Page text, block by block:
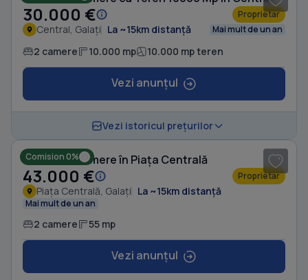
30.000 € Proprietar
Central, Galați La ~15km distanță Mai mult de un an
2 camere 10.000 mp 10.000 mp teren
Vezi anunțul
Vezi istoricul prețurilor
Comision 0%
Casă cu 2 camere în Piața Centrală
43.000 € Proprietar
Piața Centrală, Galați La ~15km distanță
Mai mult de un an
2 camere 55 mp
Vezi anunțul